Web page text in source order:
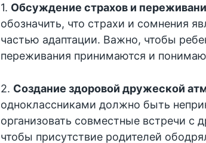
1. Обсуждение страхов и
обозначить, что страхи и сомнения
частью адаптации. Важно, чтобы
переживания принимаются и
2. Создание здоровой дружеской
одноклассниками должно быть
организовать совместные встречи с
чтобы присутствие родителей